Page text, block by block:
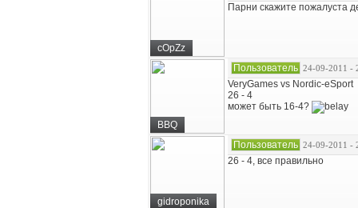
cOpZz
Парни скажите пожалуста
BBQ
Пользователь 24-09-2011 -
VeryGames vs Nordic-eSport
26 - 4
может быть 16-4?
gidroponika
Пользователь 24-09-2011 -
26 - 4, все правильно